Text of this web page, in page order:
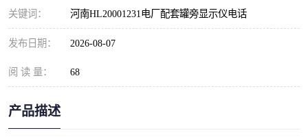
关键词： 河南HL20001231电厂配套罐旁显示仪电话
发布日期： 2026-08-07
阅 读 量： 68
产品描述